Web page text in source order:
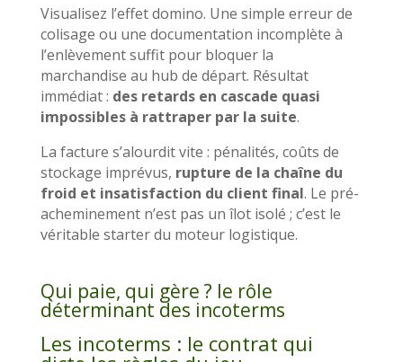
Visualisez l’effet domino. Une simple erreur de
colisage ou une documentation incomplète à
l’enlèvement suffit pour bloquer la
marchandise au hub de départ. Résultat
immédiat : des retards en cascade quasi
impossibles à rattraper par la suite.
La facture s’alourdit vite : pénalités, coûts de
stockage imprévus, rupture de la chaîne du
froid et insatisfaction du client final. Le pré-
acheminement n’est pas un îlot isolé ; c’est le
véritable starter du moteur logistique.
Qui paie, qui gère ? le rôle
déterminant des incoterms
Les incoterms : le contrat qui